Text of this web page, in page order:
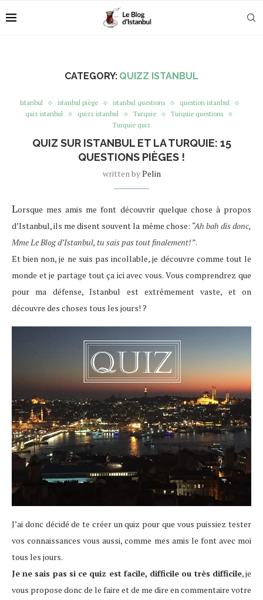
CATEGORY: QUIZZ ISTANBUL
Istanbul istanbul piège istanbul questions
question istanbul
quiz istanbul
quizz istanbul Turquie
Turquie questions
Turquie quiz
QUIZ SUR ISTANBUL ET LA TURQUIE: 15
QUESTIONS PIÈGES !
written byPelin
Lorsque mes amis me font découvrir quelque chose à propos
d’Istanbul, ils me disent souvent la même chose: “Ah bah dis donc,
Mme Le Blog d’Istanbul, tu sais pas tout finalement!”.
Et bien non, je ne suis pas incollable, je découvre comme tout le
monde et je partage tout ça ici avec vous. Vous comprendrez que
pour ma défense, Istanbul est extrêmement vaste, et on
découvre des choses tous les jours! ?
J’ai donc décidé de te créer un quiz pour que vous puissiez tester
vos connaissances vous aussi, comme mes amis le font avec moi
tous les jours.
Je ne sais pas si ce quiz est facile, difficile ou très difficile, je
vous propose donc de le faire et de me dire en commentaire votre